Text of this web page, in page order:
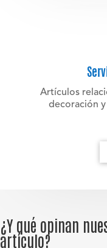
Artículos
decoración
¿Y qué opinan
artículo?